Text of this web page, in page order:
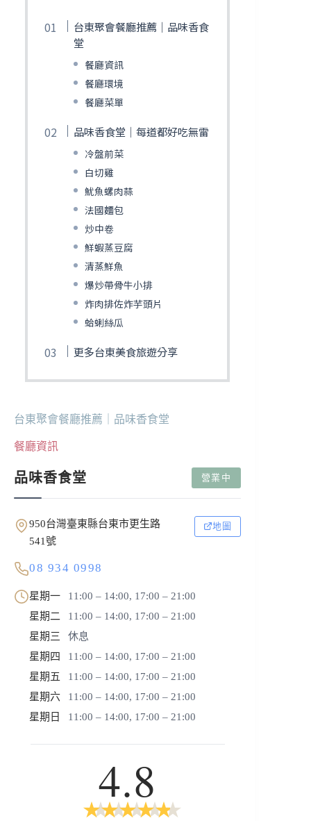
台東聚會餐廳推薦｜品味香食
堂
餐廳資訊
餐廳環境
餐廳菜單
品味香食堂｜每道都好吃無雷
冷盤前菜
白切雞
魷魚螺肉蒜
法國麵包
炒中卷
鮮蝦蒸豆腐
清蒸鮮魚
爆炒帶骨牛小排
炸肉排佐炸芋頭片
蛤蜊絲瓜
更多台東美食旅遊分享
台東聚會餐廳推薦｜品味香食堂
餐廳資訊
品味香食堂 營業中
950台灣臺東縣台東市更生路
541號
地圖
08 934 0998
星期一
11:00 – 14:00, 17:00 – 21:00
星期二
11:00 – 14:00, 17:00 – 21:00
星期三
休息
星期四
11:00 – 14:00, 17:00 – 21:00
星期五
11:00 – 14:00, 17:00 – 21:00
星期六
11:00 – 14:00, 17:00 – 21:00
星期日
11:00 – 14:00, 17:00 – 21:00
4.8
★
★ ★
★ ★
★ ★
★ ★
★